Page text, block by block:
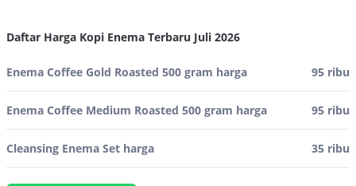
Daftar Harga Kopi Enema Terbaru Juli 2026
Enema Coffee Gold Roasted 500 gram harga 95 ribu
Enema Coffee Medium Roasted 500 gram harga 95 ribu
Cleansing Enema Set harga 35 ribu